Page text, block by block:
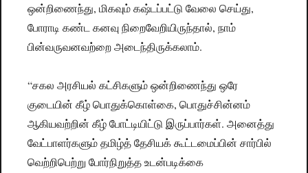
ஒன்றிணைந்து, மிகவும் கஷ்டப்பட்டு வேலை செய்து,
போராடி கண்ட கனவு நிறைவேறியிருந்தால், நாம்
பின்வருவனவற்றை அடைந்திருக்கலாம்.
“சகல அரசியல் கட்சிகளும் ஒன்றிணைந்து ஒரே
குடையின் கீழ் பொதுக்கொள்கை, பொதுச்சின்னம்
ஆகியவற்றின் கீழ் போட்டியிட்டு இருப்பார்கள். அனைத்து
வேட்பாளர்களும் தமிழ்த் தேசியக் கூட்டமைப்பின் சார்பில்
வெற்றிபெற்று போர்நிறுத்த உடன்படிக்கை